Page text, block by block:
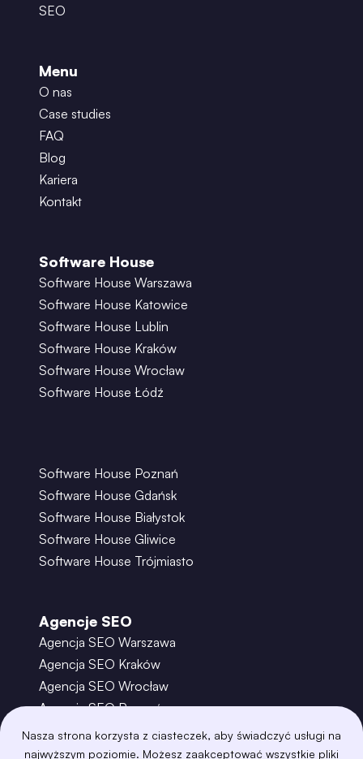
Nasza strona korzysta z ciasteczek, aby świadczyć usługi na
najwyższym poziomie. Możesz zaakceptować wszystkie pliki
SEO
Menu
O nas
Case studies
FAQ
Blog
Kariera
Kontakt
Software House
Software House Warszawa
Software House Katowice
Software House Lublin
Software House Kraków
Software House Wrocław
Software House Łódź
Software House Poznań
Software House Gdańsk
Software House Białystok
Software House Gliwice
Software House Trójmiasto
Agencje SEO
Agencja SEO Warszawa
Agencja SEO Kraków
Agencja SEO Wrocław
Agencja SEO Poznań
Agencja SEO Gdańsk
Agencja SEO Toruń